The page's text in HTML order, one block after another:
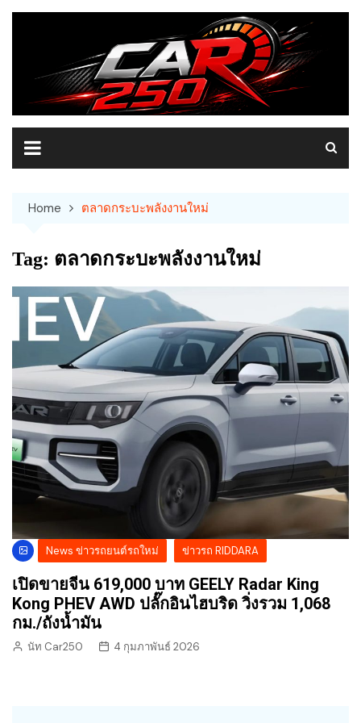
Skip
Home ตลาดกระบะพลังงานใหม่
Tag: ตลาดกระบะพลังงานใหม่
News ข่าวรถยนต์รถใหม่ ข่าวรถ RIDDARA
เปิดขายจีน 619,000 บาท GEELY Radar King
Kong PHEV AWD ปลั๊กอินไฮบริด วิ่งรวม 1,068
กม./ถังน้ำมัน
นัท Car250 4 กุมภาพันธ์ 2026